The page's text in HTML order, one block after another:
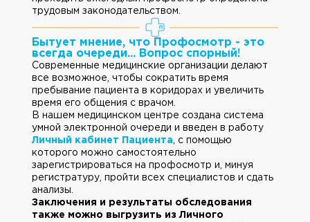
трудовым законодательством.
Бытует мнение, что Профосмотр - это
всегда очереди... Вопрос спорный!
Современные медицинские организации делают
все возможное, чтобы сократить время
пребывание пациента в коридорах и увеличить
время его общения с врачом.
В нашем медицинском центре создана система
умной электронной очереди и введен в работу
Личный кабинет Пациента
, с помощью
которого можно самостоятельно
зарегистрироваться на профосмотр и, минуя
регистратуру, пройти всех специалистов и сдать
анализы.
Заключения и результаты обследования
также можно выгрузить из Личного